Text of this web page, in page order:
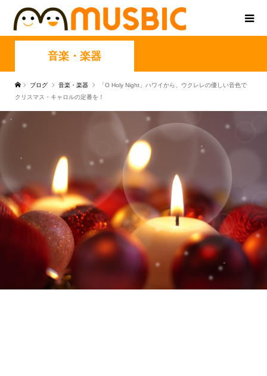
音楽・楽器
ブログ 音楽・楽器
「O Holy Night」ハワイから、ウクレレの優しい音色で
クリスマス・キャロルの定番を！